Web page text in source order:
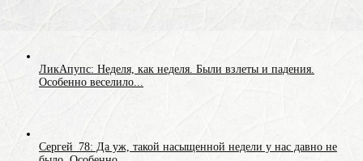
ЛикАпупс: Неделя, как неделя. Были взлеты и падения.
Особенно веселило...
Сергей_78: Да уж, такой насыщенной недели у нас давно не